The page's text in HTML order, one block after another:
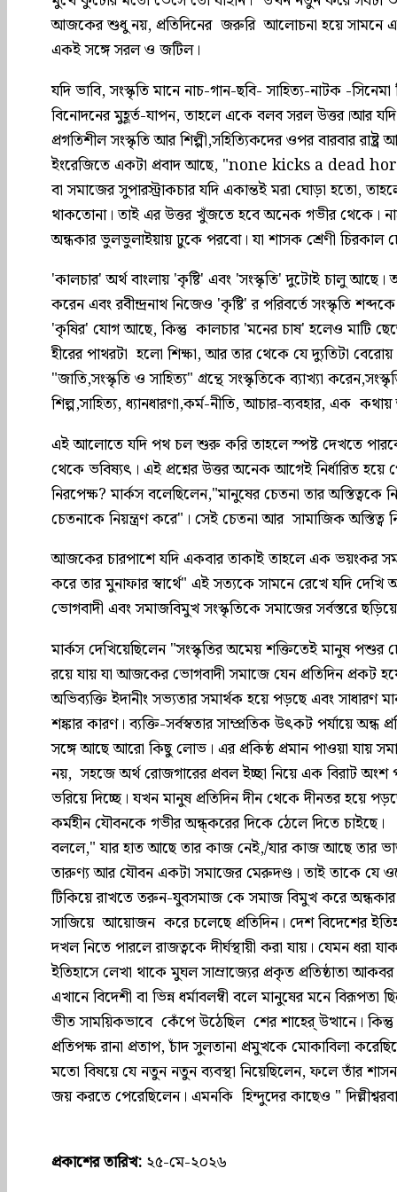
আজকের শুধু নয়, প্রতিদিনের জরুরি আলোচনা হয়ে সামনে
একই সঙ্গে সরল ও জটিল।
যদি ভাবি, সংস্কৃতি মানে নাচ-গান-ছবি- সাহিত্য-নাটক -সিনেমা
বিনোদনের মুহূর্ত-যাপন, তাহলে একে বলব সরল উত্তর।আর
প্রগতিশীল সংস্কৃতি আর শিল্পী,সহিত্যিকদের ওপর বারবার
ইংরেজিতে একটা প্রবাদ আছে, "none kicks a dead
বা সমাজের সুপারস্ট্রাকচার যদি একান্তই মরা ঘোড়া হতো,
থাকতোনা। তাই এর উত্তর খুঁজতে হবে অনেক গভীর থেকে।
অন্ধকার ভুলভুলাইয়ায় ঢুকে পরবো। যা শাসক শ্রেণী চিরকাল
'কালচার' অর্থ বাংলায় 'কৃষ্টি' এবং 'সংস্কৃতি' দুটোই চালু আছে।
করেন এবং রবীন্দ্রনাথ নিজেও 'কৃষ্টি' র পরিবর্তে সংস্কৃতি
'কৃষির' যোগ আছে, কিন্তু কালচার 'মনের চাষ' হলেও মাটি
হীরের পাথরটা হলো শিক্ষা, আর তার থেকে যে দ্যুতিটা বেরোয়
"জাতি,সংস্কৃতি ও সাহিত্য" গ্রন্থে সংস্কৃতিকে ব্যাখ্যা
শিল্প,সাহিত্য, ধ্যানধারণা,কর্ম-নীতি, আচার-ব্যবহার, এক
এই আলোতে যদি পথ চল শুরু করি তাহলে স্পষ্ট দেখতে
থেকে ভবিষ্যৎ। এই প্রশ্নের উত্তর অনেক আগেই নির্ধারিত হয়ে
নিরপেক্ষ? মার্কস বলেছিলেন,"মানুষের চেতনা তার অস্তিত্বকে
চেতনাকে নিয়ন্ত্রণ করে"। সেই চেতনা আর সামাজিক
আজকের চারপাশে যদি একবার তাকাই তাহলে এক ভয়ংকর
করে তার মুনাফার স্বার্থে" এই সত্যকে সামনে রেখে যদি
ভোগবাদী এবং সমাজবিমুখ সংস্কৃতিকে সমাজের সর্বস্তরে ছড়িয়ে
মার্কস দেখিয়েছিলেন "সংস্কৃতির অমেয় শক্তিতেই মানুষ পশুর
রয়ে যায় যা আজকের ভোগবাদী সমাজে যেন প্রতিদিন প্রকট
অভিব্যক্তি ইদানীং সভ্যতার সমার্থক হয়ে পড়ছে এবং সাধারণ
শঙ্কার কারণ। ব্যক্তি-সর্বস্বতার সাম্প্রতিক উৎকট পর্যায়ে
সঙ্গে আছে আরো কিছু লোভ। এর প্রকিষ্ঠ প্রমান পাওয়া যায়
নয়, সহজে অর্থ রোজগারের প্রবল ইচ্ছা নিয়ে এক বিরাট অংশ
ভরিয়ে দিচ্ছে। যখন মানুষ প্রতিদিন দীন থেকে দীনতর হয়ে
কর্মহীন যৌবনকে গভীর অন্ধ্করের দিকে ঠেলে দিতে
বললে," যার হাত আছে তার কাজ নেই,/যার কাজ আছে তার
তারুণ্য আর যৌবন একটা সমাজের মেরুদণ্ড। তাই তাকে
টিকিয়ে রাখতে তরুন-যুবসমাজ কে সমাজ বিমুখ করে
সাজিয়ে আয়োজন করে চলেছে প্রতিদিন। দেশ বিদেশের
দখল নিতে পারলে রাজত্বকে দীর্ঘস্থায়ী করা যায়। যেমন ধরা
ইতিহাসে লেখা থাকে মুঘল সাম্রাজ্যের প্রকৃত প্রতিষ্ঠাতা
এখানে বিদেশী বা ভিন্ন ধর্মাবলম্বী বলে মানুষের মনে
ভীত সাময়িকভাবে কেঁপে উঠেছিল শের শাহের্ উত্থানে।
প্রতিপক্ষ রানা প্রতাপ, চাঁদ সুলতানা প্রমুখকে মোকাবিলা
মতো বিষয়ে যে নতুন নতুন ব্যবস্থা নিয়েছিলেন, ফলে তাঁর
জয় করতে পেরেছিলেন। এমনকি হিন্দুদের কাছেও "
প্রকাশের তারিখ: ২৫-মে-২০২৬